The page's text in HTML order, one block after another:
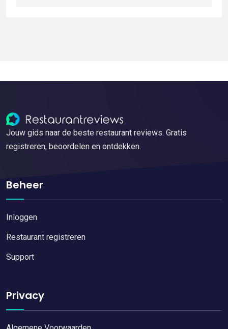
Jouw gids naar de beste restaurant reviews. Gratis
registreren, beoordelen en ontdekken.
Beheer
Inloggen
Restaurant registreren
Support
Privacy